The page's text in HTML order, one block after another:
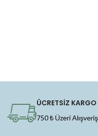
ÜCRETSİZ KARGO
750 ₺ Üzeri